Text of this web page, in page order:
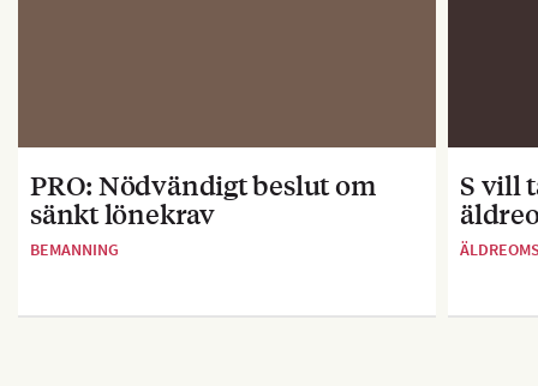
PRO: Nödvändigt beslut om
sänkt lönekrav
BEMANNING
S vill